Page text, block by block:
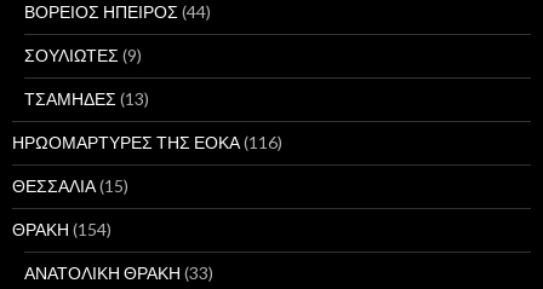
ΒΟΡΕΙΟΣ ΗΠΕΙΡΟΣ(44)
ΣΟΥΛΙΩΤΕΣ(9)
ΤΣΑΜΗΔΕΣ(13)
ΗΡΩΟΜΑΡΤΥΡΕΣ ΤΗΣ ΕΟΚΑ(116)
ΘΕΣΣΑΛΙΑ(15)
ΘΡΑΚΗ (154)
ΑΝΑΤΟΛΙΚΗ ΘΡΑΚΗ (33)